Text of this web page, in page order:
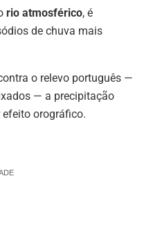
rio atmosférico, é
de chuva mais
o relevo português —
— a precipitação
orográfico.